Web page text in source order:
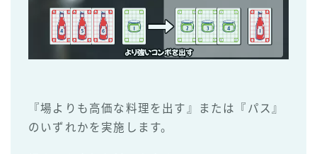
『場よりも高価な料理を出す』または『パス』
のいずれかを実施します。